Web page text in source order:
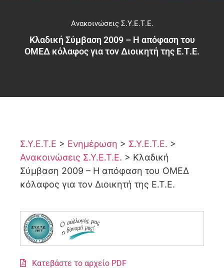
Ανακοινώσεις Σ.Υ.Ε.Τ.Ε.
Κλαδική Σύμβαση 2009 – Η απόφαση του
ΟΜΕΔ κόλαφος για τον Διοικητή της Ε.Τ.Ε.
Σ.Υ.Ε.Τ.Ε > Ενημέρωση > Σ.Υ.Ε.Τ.Ε. >
Ανακοινώσεις Σ.Υ.Ε.Τ.Ε. > Κλαδική
Σύμβαση 2009 – Η απόφαση του ΟΜΕΔ
κόλαφος για τον Διοικητή της Ε.Τ.Ε.
Κατεβάστε το αρχείο PDF